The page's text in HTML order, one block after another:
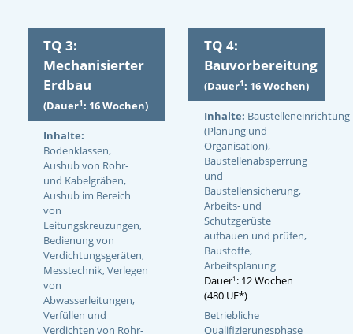
TQ 3:
Mechanisierter
Erdbau
(Dauer1: 16 Wochen)
Inhalte:
Bodenklassen,
Aushub von Rohr-
und Kabelgräben,
Aushub im Bereich
von
Leitungskreuzungen,
Bedienung von
Verdichtungsgeräten,
Messtechnik, Verlegen
von
Abwasserleitungen,
Verfüllen und
Verdichten von Rohr-
TQ 4:
Bauvorbereitung
(Dauer1: 16 Wochen)
Inhalte: Baustelleneinrichtung
(Planung und
Organisation),
Baustellenabsperrung
und
Baustellensicherung,
Arbeits- und
Schutzgerüste
aufbauen und prüfen,
Baustoffe,
Arbeitsplanung
Dauer1 : 12 Wochen
(480 UE*)
Betriebliche
Qualifizierungsphase